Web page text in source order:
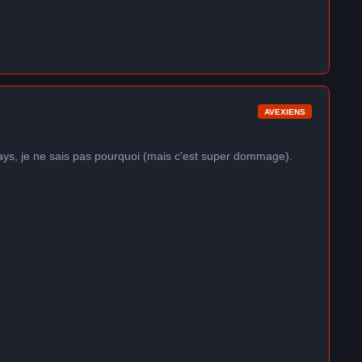
AVEXIENS
je ne sais pas pourquoi (mais c'est super dommage).